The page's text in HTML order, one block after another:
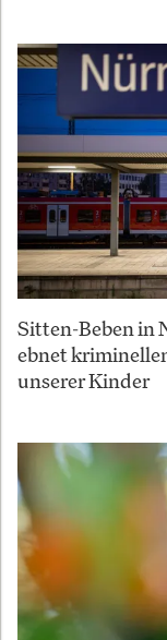
Sitten-Beben in
ebnet
unserer Kinder